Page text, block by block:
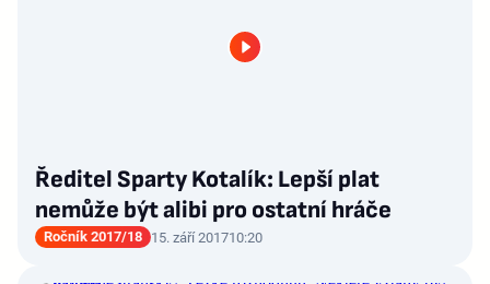
Ředitel Sparty Kotalík: Lepší plat
nemůže být alibi pro ostatní hráče
Ročník 2017/18 15. září 201710:20